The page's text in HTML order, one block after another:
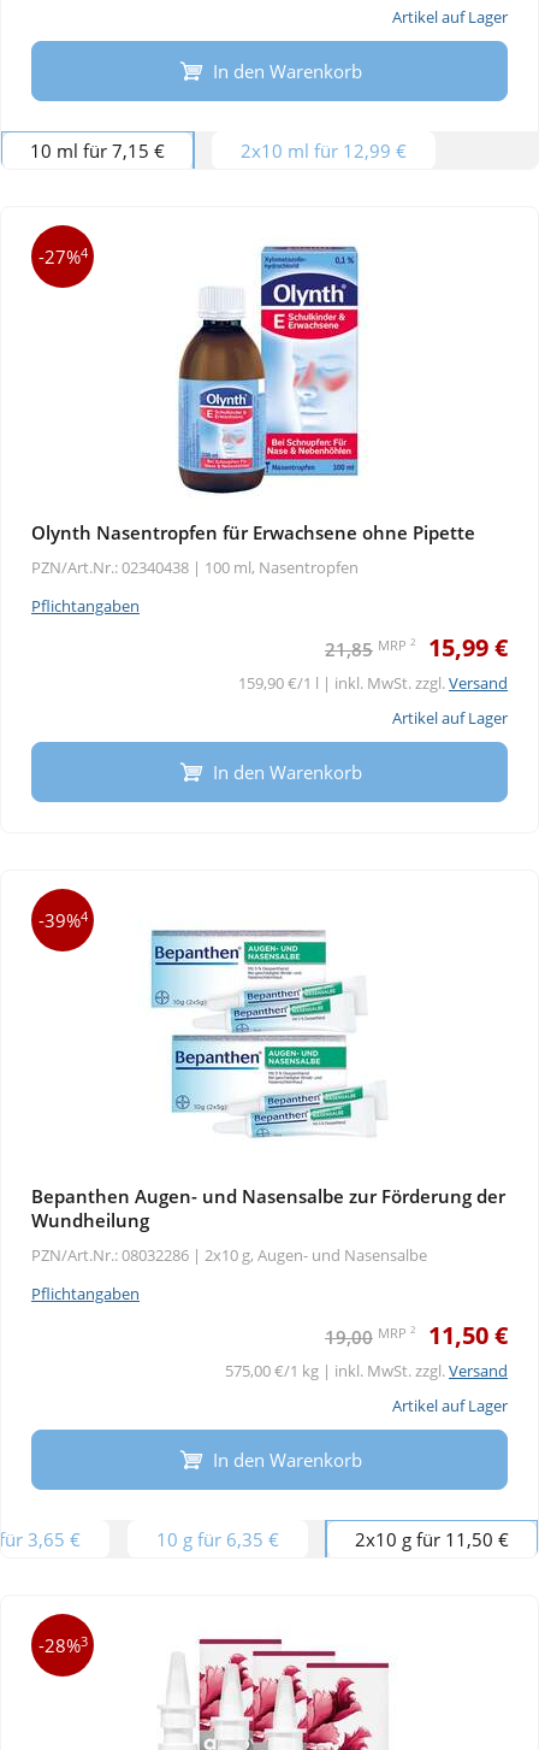
Artikel auf Lager
In den Warenkorb
10 ml für 7,15 € 2x10 ml für 12,99 €
-27%4
Olynth Nasentropfen für Erwachsene ohne Pipette
PZN/Art.Nr.: 02340438 | 100 ml, Nasentropfen
Pflichtangaben
21,85 MRP 2 15,99 €
159,90 €/1 l | inkl. MwSt. zzgl.Versand
Artikel auf Lager
In den Warenkorb
-39%4
Bepanthen Augen- und Nasensalbe zur Förderung der
Wundheilung
PZN/Art.Nr.: 08032286 | 2x10 g, Augen- und Nasensalbe
Pflichtangaben
19,00 MRP 2 11,50 €
575,00 €/1 kg | inkl. MwSt. zzgl.Versand
Artikel auf Lager
In den Warenkorb
3,65 € 10 g für 6,35 € 2x10 g für 11,50 €
-28%3